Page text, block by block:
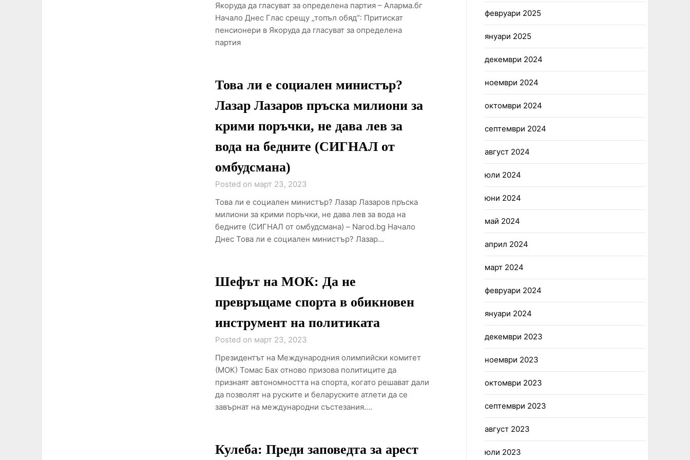
Якоруда да гласуват за определена партия – Аларма.бг
Начало Днес Глас срещу „топъл обяд“: Притискат
пенсионери в Якоруда да гласуват за определена
партия
Това ли е социален министър?
Лазар Лазаров пръска милиони за
крими поръчки, не дава лев за
вода на бедните (СИГНАЛ от
омбудсмана)
Posted on март 23, 2023
Това ли е социален министър? Лазар Лазаров пръска
милиони за крими поръчки, не дава лев за вода на
бедните (СИГНАЛ от омбудсмана) – Narod.bg Начало
Днес Това ли е социален министър? Лазар…
Шефът на МОК: Да не
превръщаме спорта в обикновен
инструмент на политиката
Posted on март 23, 2023
Президентът на Международния олимпийски комитет
(МОК) Томас Бах отново призова политиците да
признаят автономността на спорта, когато решават дали
да позволят на руските и беларуските атлети да се
завърнат на международни състезания….
Кулеба: Преди заповедта за арест
февруари 2025
януари 2025
декември 2024
ноември 2024
октомври 2024
септември 2024
август 2024
юли 2024
юни 2024
май 2024
април 2024
март 2024
февруари 2024
януари 2024
декември 2023
ноември 2023
октомври 2023
септември 2023
август 2023
юли 2023